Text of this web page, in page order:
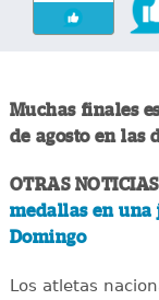
Muchas finales
de agosto en las
OTRAS
medallas en una
Domingo
Los atletas